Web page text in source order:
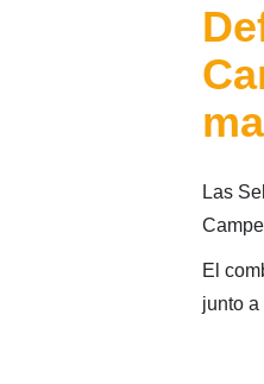
Las
El
junto a